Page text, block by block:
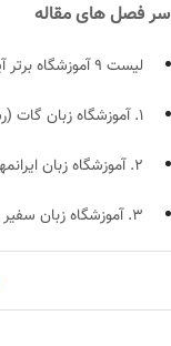
سر فصل های مقاله
لیست 9 آموزشگاه برتر آیلتس در شرق تهران
1. آموزشگاه زبان گات (رسالت)
2. آموزشگاه زبان ایرانمهر (تهرانپارس، پیروزی، نارمک)
3. آموزشگاه زبان سفیر گفتمان (تهرانپارس)
5. آموزشگاه زبان پردیسان (پیروزی، تهرانپارس، نارمک)